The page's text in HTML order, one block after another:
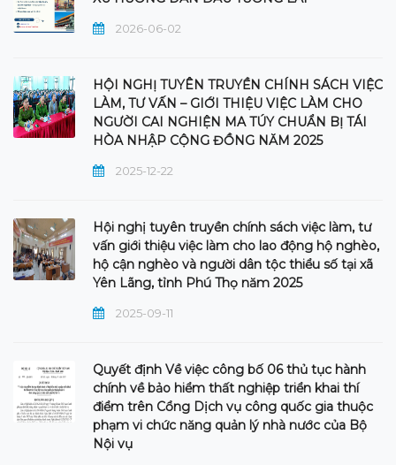
2026-06-02
HỘI NGHỊ TUYÊN TRUYỀN CHÍNH SÁCH VIỆC
LÀM, TƯ VẤN – GIỚI THIỆU VIỆC LÀM CHO
NGƯỜI CAI NGHIỆN MA TÚY CHUẨN BỊ TÁI
HÒA NHẬP CỘNG ĐỒNG NĂM 2025
2025-12-22
Hội nghị tuyên truyền chính sách việc làm, tư
vấn giới thiệu việc làm cho lao động hộ nghèo,
hộ cận nghèo và người dân tộc thiểu số tại xã
Yên Lãng, tỉnh Phú Thọ năm 2025
2025-09-11
Quyết định Về việc công bố 06 thủ tục hành
chính về bảo hiểm thất nghiệp triển khai thí
điểm trên Cổng Dịch vụ công quốc gia thuộc
phạm vi chức năng quản lý nhà nước của Bộ
Nội vụ